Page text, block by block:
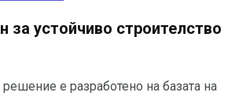
за устойчиво строителство
е разработено на базата на